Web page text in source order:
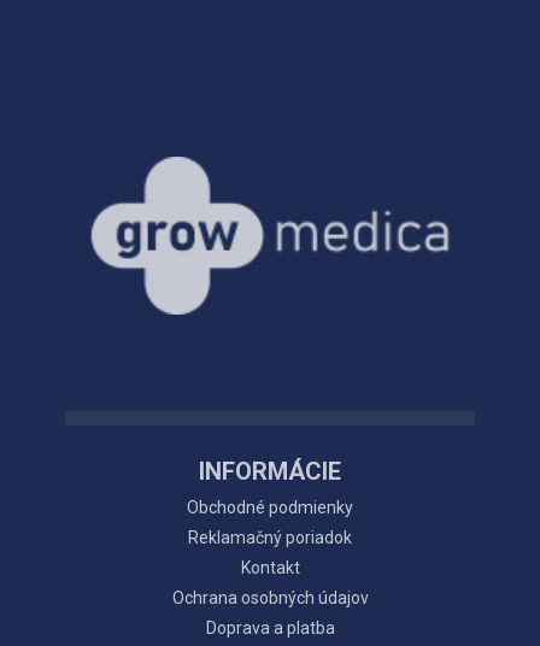
INFORMÁCIE
Obchodné podmienky
Reklamačný poriadok
Kontakt
Ochrana osobných údajov
Doprava a platba